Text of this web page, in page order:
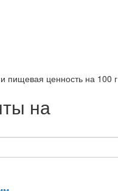
пищевая ценность на 100 г
на